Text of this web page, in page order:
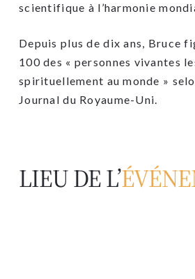
scientifique à l’harmonie
Depuis plus de dix ans, Bruce
100 des « personnes vivantes
spirituellement au monde »
Journal du Royaume-Uni.
LIEU DE L’